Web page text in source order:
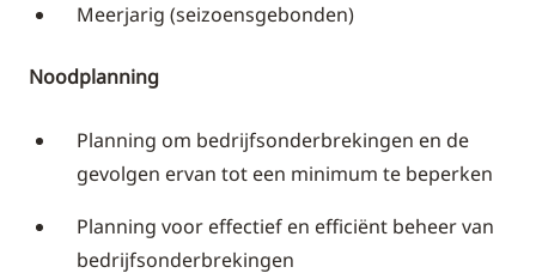
Meerjarig (seizoensgebonden)
Noodplanning
Planning om bedrijfsonderbrekingen en de
gevolgen ervan tot een minimum te beperken
Planning voor effectief en efficiënt beheer van
bedrijfsonderbrekingen